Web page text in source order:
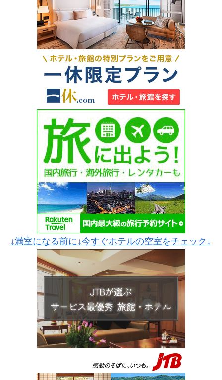
↓満室になる前に↓今すぐホテルの空室をチェック↓